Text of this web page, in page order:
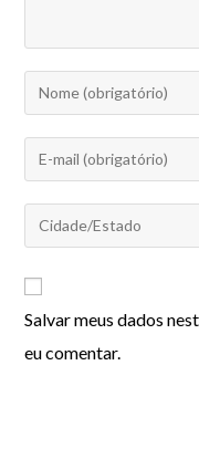
Salvar meus dados
eu comentar.